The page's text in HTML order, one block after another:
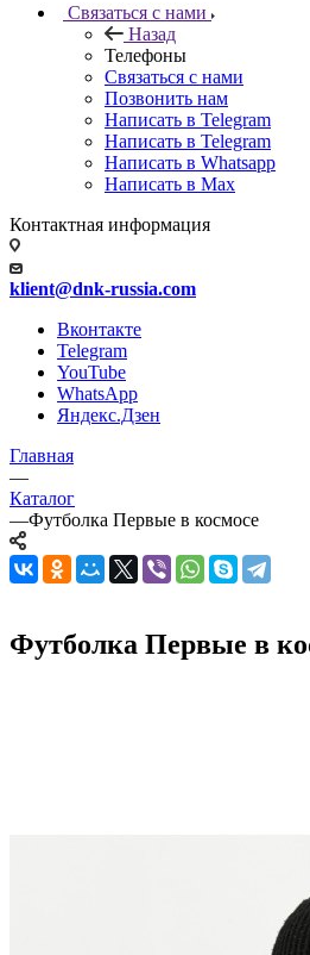
Связаться с нами
Назад
Телефоны
Связаться с нами
Позвонить нам
Написать в Telegram
Написать в Telegram
Написать в Whatsapp
Написать в Max
Контактная информация
klient@dnk-russia.com
Вконтакте
Telegram
YouTube
WhatsApp
Яндекс.Дзен
Главная
—
Каталог
—Футболка Первые в космосе
Футболка Первые в